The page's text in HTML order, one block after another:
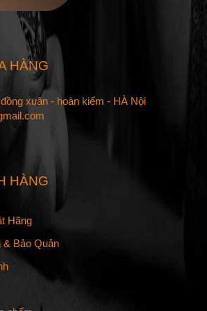
HÀNG
xuân - hoàn kiếm - HÀ Nội
HÀNG
Hãng
Bảo Quản